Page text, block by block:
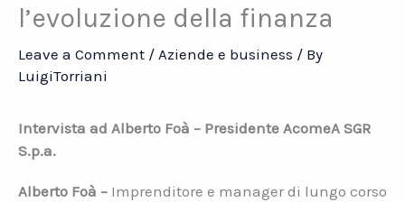
l’evoluzione della finanza
Leave a Comment / Aziende e business / By
LuigiTorriani
Intervista ad Alberto Foà – Presidente AcomeA SGR
S.p.a.
Alberto Foà – Imprenditore e manager di lungo corso